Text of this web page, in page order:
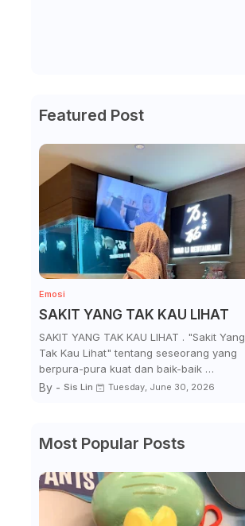
Featured Post
Emosi
SAKIT YANG TAK KAU LIHAT
SAKIT YANG TAK KAU LIHAT . "Sakit Yang
Tak Kau Lihat" tentang seseorang yang
berpura-pura kuat dan baik-baik …
By - Sis Lin Tuesday, June 30, 2026
Most Popular Posts